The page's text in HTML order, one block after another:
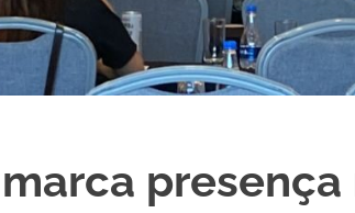
presença